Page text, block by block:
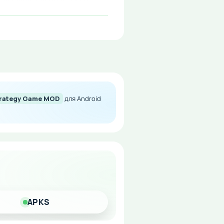
полной игровой
Game MOD для Android
APKS